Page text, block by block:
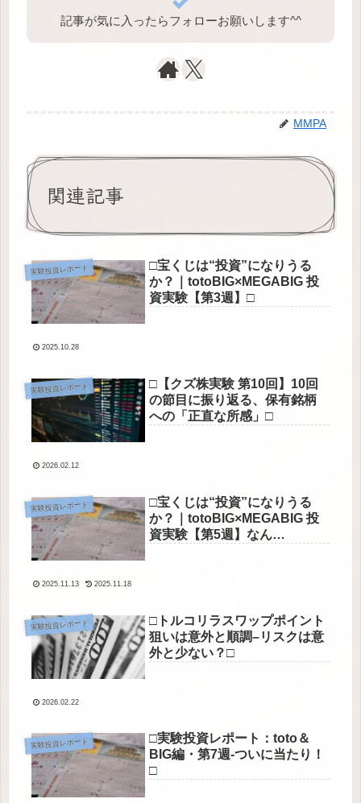
記事が気に入ったらフォローお願いします^⁠^⁠
MMPA
関連記事
実験投資レポート
□宝くじは“投資”になりうる
か？｜totoBIG×MEGABIG 投
資実験【第3週】□
2025.10.28
実験投資レポート
□【クズ株実験 第10回】10回
の節目に振り返る、保有銘柄
への「正直な所感」□
2026.02.12
実験投資レポート
□宝くじは“投資”になりうる
か？｜totoBIG×MEGABIG 投
資実験【第5週】なん
2025.11.13 2025.11.18
実験投資レポート
□トルコリラスワップポイント
狙いは意外と順調–リスクは意
外と少ない？□
2026.02.22
実験投資レポート
□実験投資レポート：toto＆
BIG編・第7週-ついに当たり！
□